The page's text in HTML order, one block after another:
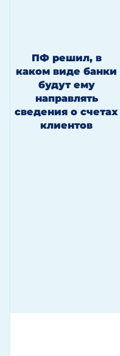
ПФ решил, в
каком виде банки
будут ему
направлять
сведения о счетах
клиентов